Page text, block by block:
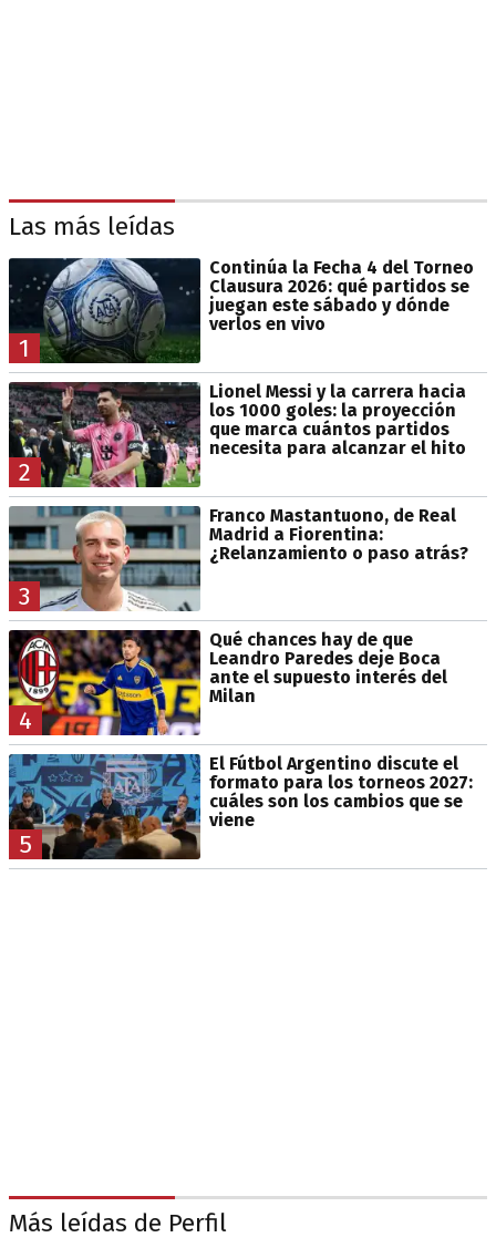
Las más leídas
1
Continúa la Fecha 4 del Torneo
Clausura 2026: qué partidos se
juegan este sábado y dónde
verlos en vivo
2
Lionel Messi y la carrera hacia
los 1000 goles: la proyección
que marca cuántos partidos
necesita para alcanzar el hito
3
Franco Mastantuono, de Real
Madrid a Fiorentina:
¿Relanzamiento o paso atrás?
4
Qué chances hay de que
Leandro Paredes deje Boca
ante el supuesto interés del
Milan
5
El Fútbol Argentino discute el
formato para los torneos 2027:
cuáles son los cambios que se
viene
Más leídas de Perfil